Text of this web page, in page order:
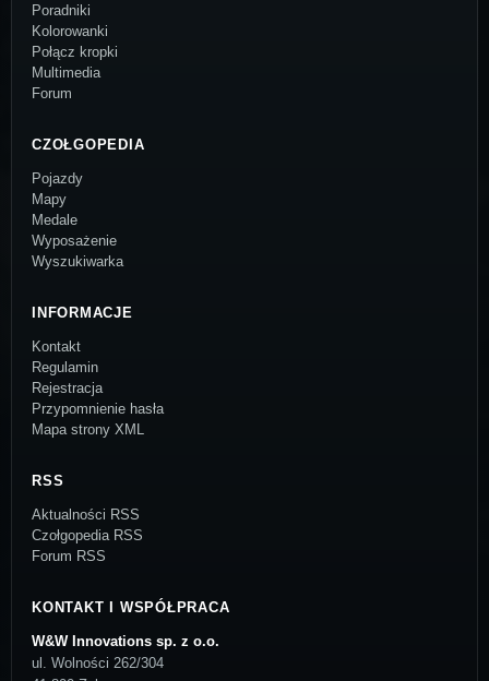
Poradniki
Kolorowanki
Połącz kropki
Multimedia
Forum
CZOŁGOPEDIA
Pojazdy
Mapy
Medale
Wyposażenie
Wyszukiwarka
INFORMACJE
Kontakt
Regulamin
Rejestracja
Przypomnienie hasła
Mapa strony XML
RSS
Aktualności RSS
Czołgopedia RSS
Forum RSS
KONTAKT I WSPÓŁPRACA
W&W Innovations sp. z o.o.
ul. Wolności 262/304